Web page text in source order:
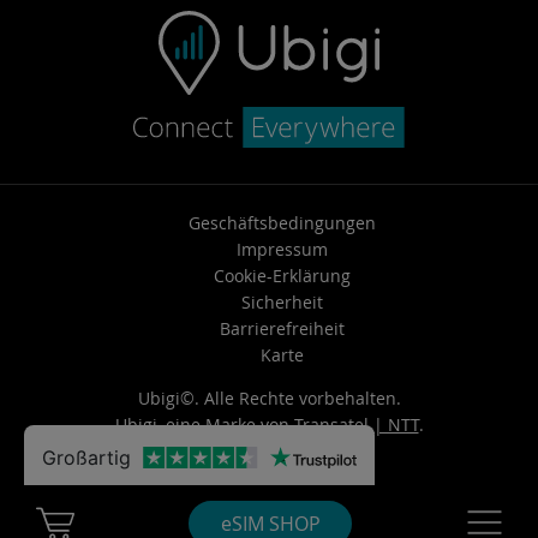
eSIM SHOP
Geschäftsbedingungen
Impressum
Cookie-Erklärung
Sicherheit
Barrierefreiheit
Karte
Ubigi©. Alle Rechte vorbehalten.
Ubigi, eine Marke vonTransatel | NTT.
Großartig